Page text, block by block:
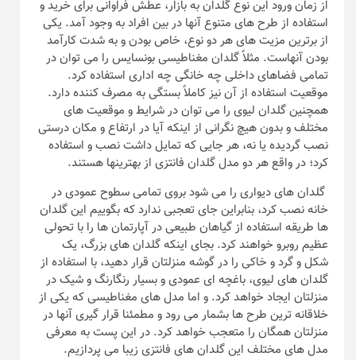
از زمان ورود این نوع گلدان به بازار، عطش فراوانی برای خرید و
استفاده از طرح های متنوع آنها در بین افراد به وجود آمد. یکی
از برترین مزیت های هر دو نوع، خاص بودن و به شدت کارآمد
بودن آنهاست. مثلاً گلدان مغناطیسی بونسایس را می توان در
تمامی فضاهای داخلی چه خانگی چه اداری استفاده کرد.
موقعیت استفاده از آن نیز کاملاً بستگی به مصرف کننده دارد.
همچنین گلدان لیوی را می توان در شرایط و موقعیت های
مختلف و بدون هیچ نگرانی از اینکه آیا در ارتفاع و مکان درستی
نصب گردیده یا نه، هر جایی که تمایل داشت نصب و استفاده
کرد؛ در واقع هر دو مدل گلدان فانتزی از بهترینها هستند.
گلدان های دیواری را می شود بروی تمامی سطوح عمودی در
خانه نصب کرد، بنابراین جای تعجبی ندارد که بگوییم این گلدان
ها طریقه استفاده از گیاهان طبیعی در آپارتمان ها را با تحولی
عظیم روبرو خواهند کرد. بجای اینکه گلدان های بزرگ، یک
شکل و گرد و خاکی را در گوشه منزلتان قرار دهید، با استفاده از
گلدان های لیوی، باغچه ای عمودی و بسیار رنگارنگ و شیک در
منزلتان ایجاد خواهد کرد. و اما مدل های مغناطیسی که یکی از
خلاقانه ترین طرح ها بشمار می رود و مطمئنا قرار گیری آنها در
منزلتان همگان را متعجب خواهد کرد. در این پست به معرفی
مدل های مختلف این گلدان های فانتزی زیبا می پردازیم.